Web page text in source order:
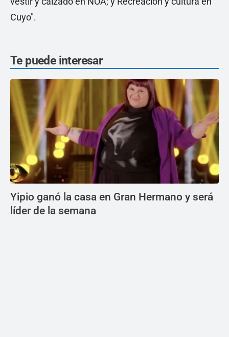
Cuyo".
Te puede interesar
Yipio ganó la casa en Gran Hermano y será
líder de la semana